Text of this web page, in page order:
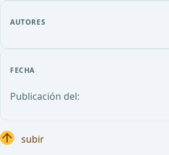
AUTORES
FECHA
Publicación del:
subir